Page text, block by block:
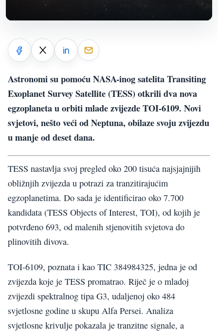
Astronomi su pomoću NASA-inog satelita Transiting
Exoplanet Survey Satellite (TESS) otkrili dva nova
egzoplaneta u orbiti mlade zvijezde TOI-6109. Novi
svjetovi, nešto veći od Neptuna, obilaze svoju zvijezdu
u manje od deset dana.
TESS nastavlja svoj pregled oko 200 tisuća najsjajnijih
obližnjih zvijezda u potrazi za tranzitirajućim
egzoplanetima. Do sada je identificirao oko 7.700
kandidata (TESS Objects of Interest, TOI), od kojih je
potvrđeno 693, od malenih stjenovitih svjetova do
plinovitih divova.
TOI-6109, poznata i kao TIC 384984325, jedna je od
zvijezda koje je TESS promatrao. Riječ je o mladoj
zvijezdi spektralnog tipa G3, udaljenoj oko 484
svjetlosne godine u skupu Alfa Persei. Analiza
svjetlosne krivulje pokazala je tranzitne signale, a